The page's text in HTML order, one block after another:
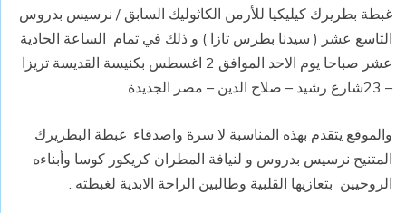
غبطة بطريرك كيليكيا للأرمن الكاثوليك السابق / نرسيس بدروس
التاسع عشر ( سيدنا بطرس تازا ) و ذلك في تمام الساعة الحادية
عشر صباحا يوم الاحد الموافق 2 اغسطس بكنيسة القديسة تريزا
– 23شارع رشيد – صلاح الدين – مصر الجديدة
والموقع يتقدم بهذه المناسبة لا سرة واصدقاء غبطة البطريرك
المتنيح نرسيس بدروس و لنيافة المطران كريكور كوسا وأبناءه
الروحيين بتعازيها القلبية وطالبين الراحة الابدية لغبطته .